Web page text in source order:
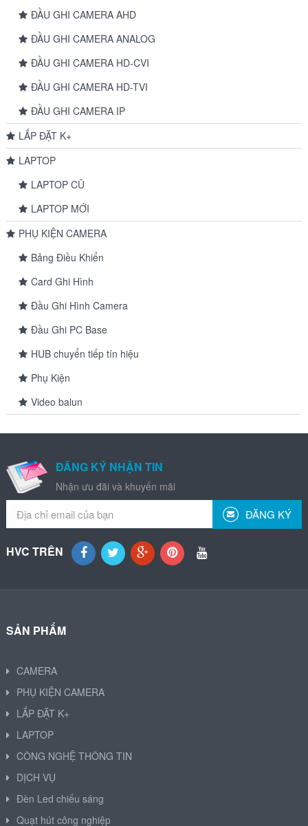
ĐẦU GHI CAMERA AHD
ĐẦU GHI CAMERA ANALOG
ĐẦU GHI CAMERA HD-CVI
ĐẦU GHI CAMERA HD-TVI
ĐẦU GHI CAMERA IP
LẮP ĐẶT K+
LAPTOP
LAPTOP CŨ
LAPTOP MỚI
PHỤ KIỆN CAMERA
Bảng Điều Khiển
Card Ghi Hình
Đầu Ghi Hình Camera
Đầu Ghi PC Base
HUB chuyển tiếp tín hiệu
Phụ Kiện
Video balun
ĐĂNG KÝ NHẬN TIN
Nhận ưu đãi và khuyến mãi
ĐĂNG KÝ
HVC TRÊN
SẢN PHẨM
CAMERA
PHỤ KIỆN CAMERA
LẮP ĐẶT K+
LAPTOP
CÔNG NGHỆ THÔNG TIN
DỊCH VỤ
Đèn Led chiếu sáng
Quạt hút công nghiệp